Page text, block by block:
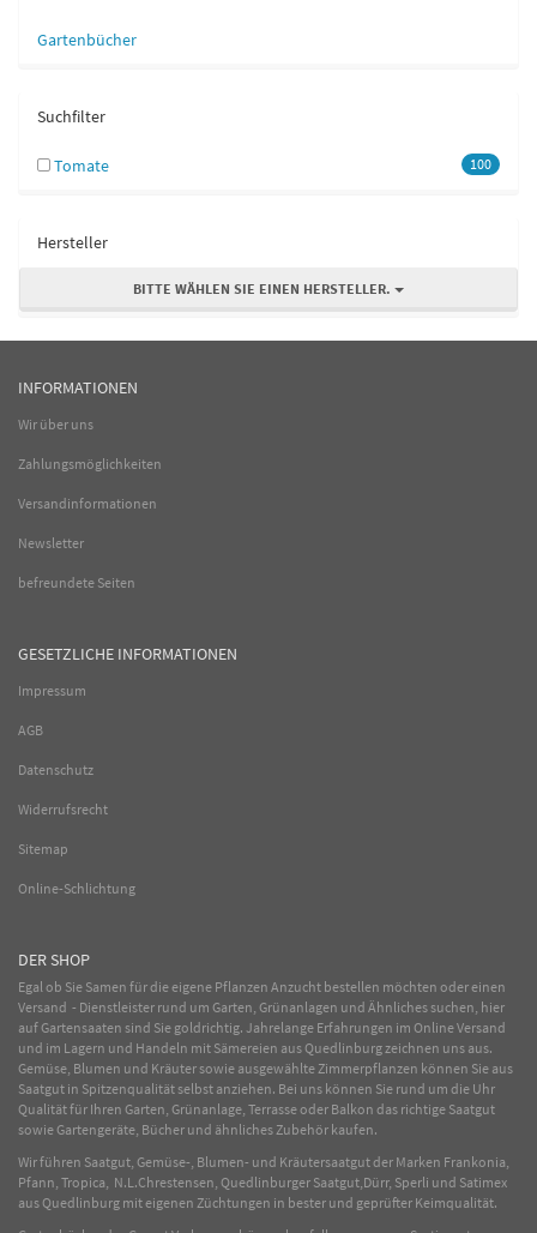
Gartenbücher
Suchfilter
100
Tomate
Hersteller
BITTE WÄHLEN SIE EINEN HERSTELLER.
INFORMATIONEN
Wir über uns
Zahlungsmöglichkeiten
Versandinformationen
Newsletter
befreundete Seiten
GESETZLICHE INFORMATIONEN
Impressum
AGB
Datenschutz
Widerrufsrecht
Sitemap
Online-Schlichtung
DER SHOP
Egal ob Sie Samen für die eigene Pflanzen Anzucht bestellen möchten oder einen
Versand - Dienstleister rund um Garten, Grünanlagen und Ähnliches suchen, hier
auf Gartensaaten sind Sie goldrichtig. Jahrelange Erfahrungen im OnlineVersand
und im Lagern und Handeln mit Sämereien aus Quedlinburg zeichnen uns aus.
Gemüse, Blumen und Kräuter sowie ausgewählteZimmerpflanzen können Sie aus
Saatgut in Spitzenqualität selbst anziehen. Bei uns können Sie rund um die Uhr
Qualität für Ihren Garten, Grünanlage, Terrasse oder Balkon das richtige Saatgut
sowie Gartengeräte, Bücher und ähnliches Zubehör kaufen.
Wir führen Saatgut, Gemüse-, Blumen- und Kräutersaatgut der Marken Frankonia,
Pfann, Tropica, N.L.Chrestensen, Quedlinburger Saatgut,Dürr, Sperli und Satimex
aus Quedlinburg mit eigenen Züchtungen in bester und geprüfter Keimqualität.